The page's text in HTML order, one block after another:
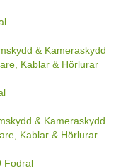
& Kameraskydd
Kablar & Hörlurar
& Kameraskydd
Kablar & Hörlurar
Fodral